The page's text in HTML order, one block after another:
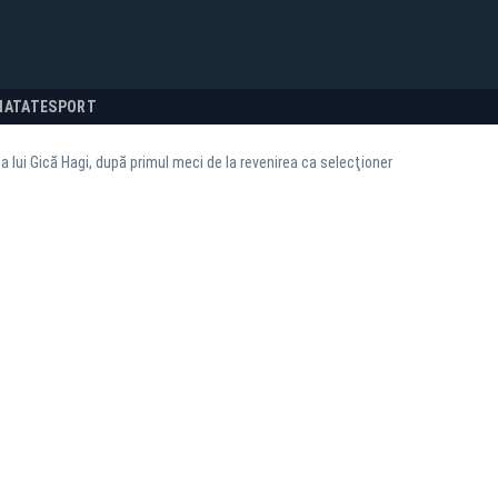
SPORT
lui Gică Hagi, după primul meci de la revenirea ca selecţioner